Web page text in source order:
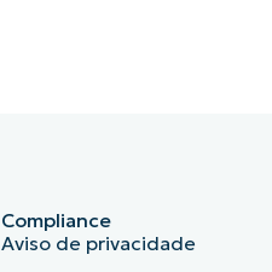
Compliance
Aviso de privacidade